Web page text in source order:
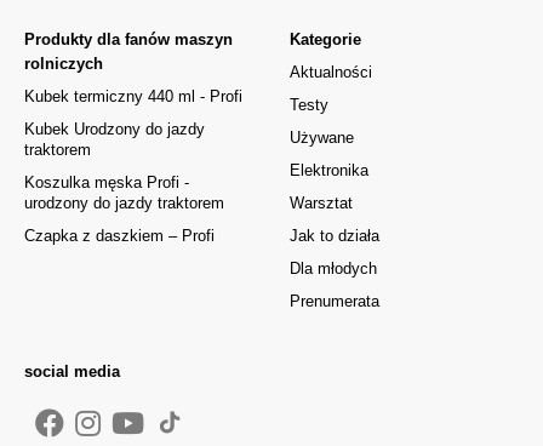
Kategorie
Aktualności
Testy
Używane
Elektronika
Warsztat
Jak to działa
Dla młodych
Prenumerata
Produkty dla fanów maszyn
rolniczych
Kubek termiczny 440 ml - Profi
Kubek Urodzony do jazdy
traktorem
Koszulka męska Profi -
urodzony do jazdy traktorem
Czapka z daszkiem – Profi
social media